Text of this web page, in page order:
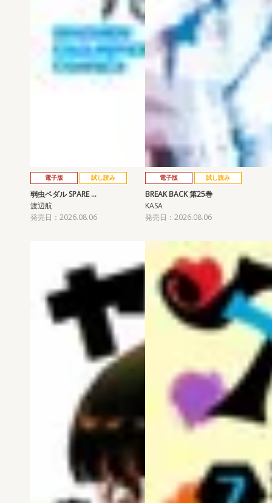
電子版 試し読み
弱虫ペダル SPARE …
渡辺航
発売日：2026.08.06
電子版 試し読み
BREAK BACK 第25巻
KASA
発売日：2026.08.06